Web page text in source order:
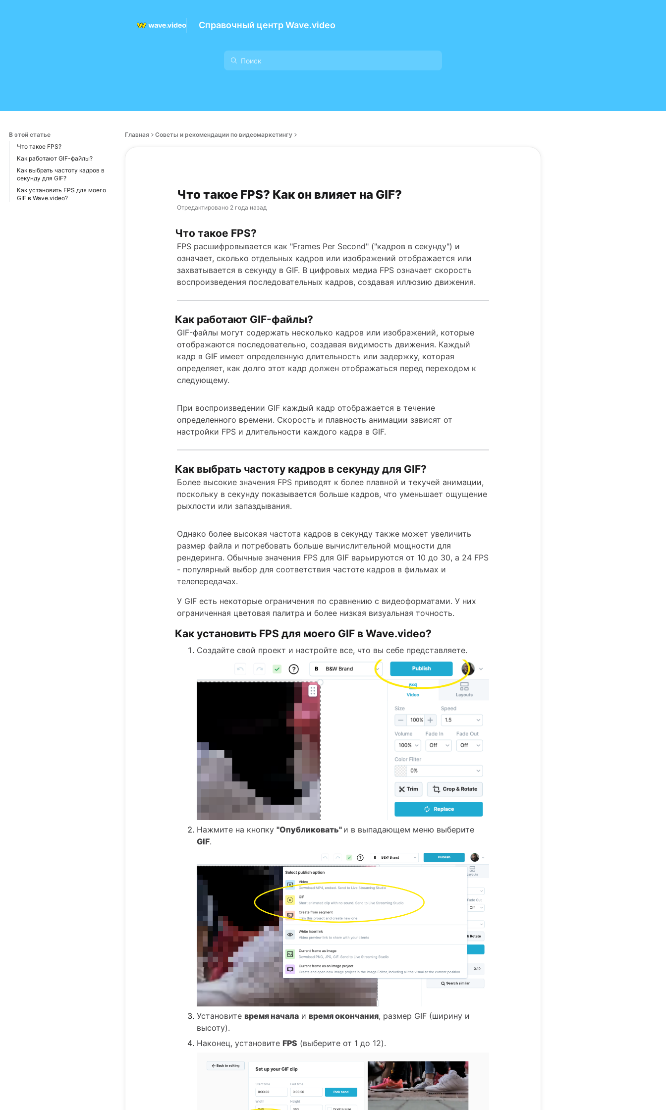
Справочный центр Wave.video
В этой статье
Что такое FPS?
Как работают GIF-файлы?
Как выбрать частоту кадров в
секунду для GIF?
Как установить FPS для моего
GIF в Wave.video?
Главная Советы и рекомендации по видеомаркетингу
Что такое FPS? Как он влияет на GIF?
Отредактировано 2 года назад
Что такое FPS?
FPS расшифровывается как "Frames Per Second" ("кадров в секунду") и
означает, сколько отдельных кадров или изображений отображается или
захватывается в секунду в GIF. В цифровых медиа FPS означает скорость
воспроизведения последовательных кадров, создавая иллюзию движения.
Как работают GIF-файлы?
GIF-файлы могут содержать несколько кадров или изображений, которые
отображаются последовательно, создавая видимость движения. Каждый
кадр в GIF имеет определенную длительность или задержку, которая
определяет, как долго этот кадр должен отображаться перед переходом к
следующему.
При воспроизведении GIF каждый кадр отображается в течение
определенного времени. Скорость и плавность анимации зависят от
настройки FPS и длительности каждого кадра в GIF.
Как выбрать частоту кадров в секунду для GIF?
Более высокие значения FPS приводят к более плавной и текучей анимации,
поскольку в секунду показывается больше кадров, что уменьшает ощущение
рыхлости или запаздывания.
Однако более высокая частота кадров в секунду также может увеличить
размер файла и потребовать больше вычислительной мощности для
рендеринга. Обычные значения FPS для GIF варьируются от 10 до 30, а 24 FPS
- популярный выбор для соответствия частоте кадров в фильмах и
телепередачах.
У GIF есть некоторые ограничения по сравнению с видеоформатами. У них
ограниченная цветовая палитра и более низкая визуальная точность.
Как установить FPS для моего GIF в Wave.video?
Создайте свой проект и настройте все, что вы себе представляете.
Нажмите на кнопку "Опубликовать" и в выпадающем меню выберите
GIF.
Установите время начала и время окончания, размер GIF (ширину и
высоту).
Наконец, установите FPS (выберите от 1 до 12).